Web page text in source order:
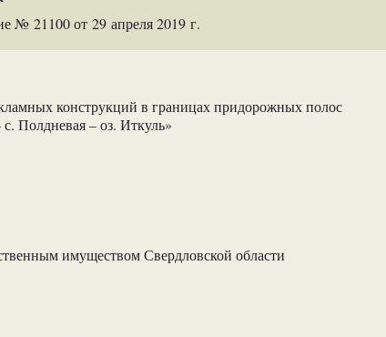
№ 21100 от 29 апреля 2019 г.
конструкций в границах придорожных полос
Полдневая – оз. Иткуль»
имуществом Свердловской области